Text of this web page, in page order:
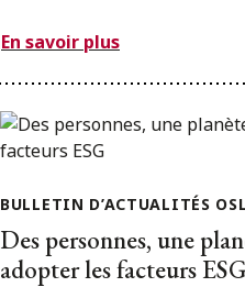
En savoir plus
BULLETIN D’ACTUALITÉS
Des personnes, une
adopter les facteurs ESG